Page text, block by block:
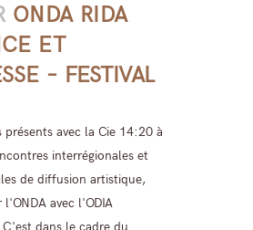
ONDA RIDA
ET
– FESTIVAL
présents avec la Cie 14:20 à
interrégionales et
de diffusion artistique,
l'ONDA avec l'ODIA
dans le cadre du